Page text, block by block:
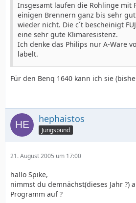
Insgesamt laufen die Rohlinge mit
einigen Brennern ganz bis sehr
wieder nicht. Die c´t bescheinigt
eine sehr gute Klimaresistenz.
Ich denke das Philips nur A-Ware
labelt.
Für den Benq 1640 kann ich sie
hephaistos
Jungspund
21. August 2005 um 17:00
hallo Spike,
nimmst du demnächst(dieses Jahr ?)
Programm auf ?